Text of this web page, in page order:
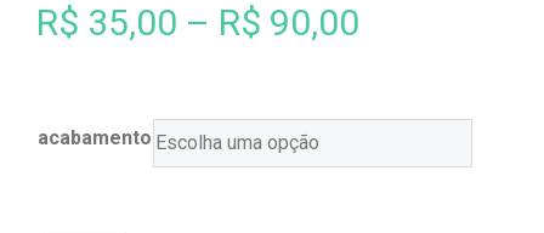
R$ 35,00 – R$ 90,00
acabamento